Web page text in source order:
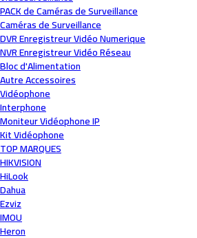
PACK de Caméras de Surveillance
Caméras de Surveillance
DVR Enregistreur Vidéo Numerique
NVR Enregistreur Vidéo Réseau
Bloc d'Alimentation
Autre Accessoires
Vidéophone
Interphone
Moniteur Vidéophone IP
Kit Vidéophone
TOP MARQUES
HIKVISION
HiLook
Dahua
Ezviz
IMOU
Heron